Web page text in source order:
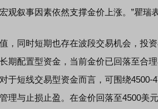
叙事因素依然支撑金价上涨。”瞿瑞表
同时短期也存在波段交易机会，投资
期配置型资金，当前金价已回落至合
于短线交易型资金而言，可围绕4500-
理与止损止盈。在金价回落至4500美